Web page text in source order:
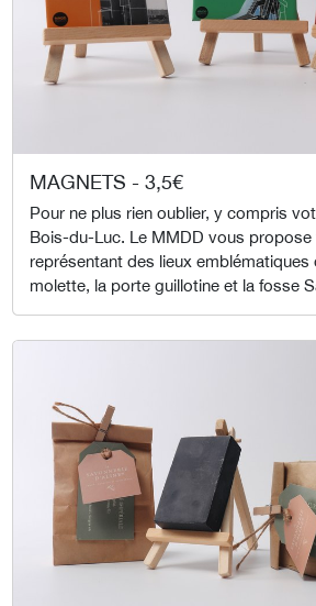
MAGNETS - 3,5€
Pour ne plus rien oublier, y compris
Bois-du-Luc. Le MMDD vous
représentant des lieux emblématiques
molette, la porte guillotine et la fosse